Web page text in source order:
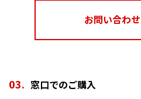
お問い合わ
03. 窓口でのご購入